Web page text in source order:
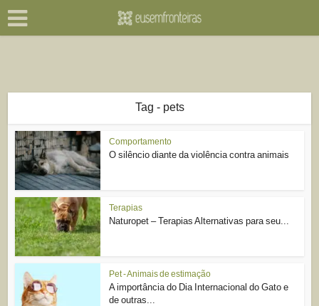
Tag - pets
Comportamento
O silêncio diante da violência contra animais
Terapias
Naturopet – Terapias Alternativas para seu...
Pet - Animais de estimação
A importância do Dia Internacional do Gato e
de outras...